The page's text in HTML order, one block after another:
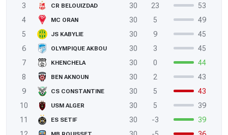
3
CR BELOUIZDAD 30 23
53
4
MC ORAN 30 5
49
5
JS KABYLIE 30 9
45
6
OLYMPIQUE AKBOU 30 3
45
7
KHENCHELA 30 0
44
8
BEN AKNOUN 30 2
43
9
CS CONSTANTINE 30 5
43
10
USM ALGER 30 5
39
11
ES SETIF 30 -3
39